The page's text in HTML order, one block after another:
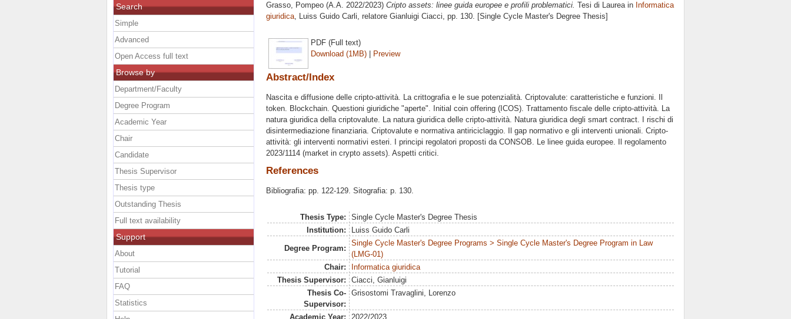
Grasso, Pompeo (A.A. 2022/2023) Cripto assets: linee guida europee e profili problematici. Tesi di Laurea in Informatica
giuridica, Luiss Guido Carli, relatore Gianluigi Ciacci, pp. 130. [Single Cycle Master's Degree Thesis]
PDF (Full text)
Download (1MB) | Preview
Abstract/Index
Nascita e diffusione delle cripto-attività. La crittografia e le sue potenzialità. Criptovalute: caratteristiche e funzioni. Il
token. Blockchain. Questioni giuridiche "aperte". Initial coin offering (ICOS). Trattamento fiscale delle cripto-attività. La
natura giuridica della criptovalute. La natura giuridica delle cripto-attività. Natura giuridica degli smart contract. I rischi di
disintermediazione finanziaria. Criptovalute e normativa antiriciclaggio. Il gap normativo e gli interventi unionali. Cripto-
attività: gli interventi normativi esteri. I principi regolatori proposti da CONSOB. Le linee guida europee. Il regolamento
2023/1114 (market in crypto assets). Aspetti critici.
References
Bibliografia: pp. 122-129. Sitografia: p. 130.
Thesis Type:
Single Cycle Master's Degree Thesis
Institution:
Luiss Guido Carli
Degree Program:
Single Cycle Master's Degree Programs > Single Cycle Master's Degree Program in Law
(LMG-01)
Chair:
Informatica giuridica
Thesis Supervisor:
Ciacci, Gianluigi
Thesis Co-
Supervisor:
Grisostomi Travaglini, Lorenzo
Academic Year: 2022/2023
Search
Simple
Advanced
Open Access full text
Browse by
Department/Faculty
Degree Program
Academic Year
Chair
Candidate
Thesis Supervisor
Thesis type
Outstanding Thesis
Full text availability
Support
About
Tutorial
FAQ
Statistics